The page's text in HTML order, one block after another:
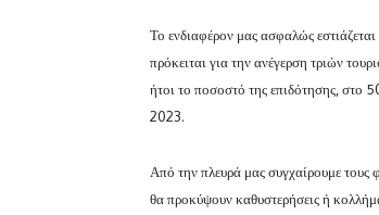
Το ενδιαφέρον μας ασφαλώς
πρόκειται για την ανέγερση τριών
ήτοι το ποσοστό της επιδότησης , στο
2023.
Από την πλευρά μας συγχαίρουμε τους
θα προκύψουν καθυστερήσεις ή